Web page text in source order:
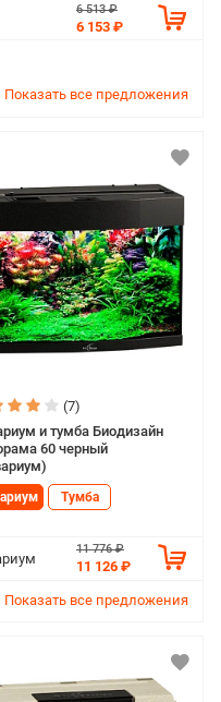
6 513 ₽
6 153 ₽
Показать все предложения
(7)
и тумба Биодизайн
60 черный
Тумба
11 776 ₽
11 126 ₽
Показать все предложения